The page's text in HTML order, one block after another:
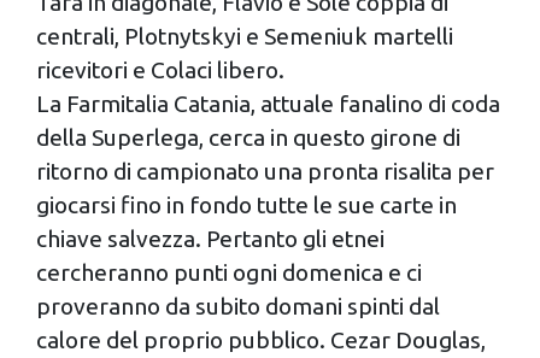
centrali, Plotnytskyi e Semeniuk martelli
ricevitori e Colaci libero.
La Farmitalia Catania, attuale fanalino di coda
della Superlega, cerca in questo girone di
ritorno di campionato una pronta risalita per
giocarsi fino in fondo tutte le sue carte in
chiave salvezza. Pertanto gli etnei
cercheranno punti ogni domenica e ci
proveranno da subito domani spinti dal
calore del proprio pubblico. Cezar Douglas,